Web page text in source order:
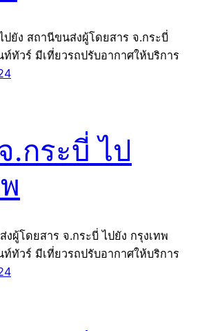
ปยัง สถานีขนส่งผู้โดยสาร จ.กระบี่
ทัวร์ มีเที่ยวรถปรับอากาศให้บริการ
.กระบี่ ไป
ผู้โดยสาร จ.กระบี่ ไปยัง กรุงเทพ
ทัวร์ มีเที่ยวรถปรับอากาศให้บริการ